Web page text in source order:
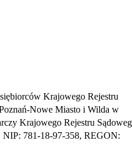
Krajowego Rejestru
Nowe Miasto i Wilda w
Krajowego Rejestru
NIP: 781-18-97-358, REGON: